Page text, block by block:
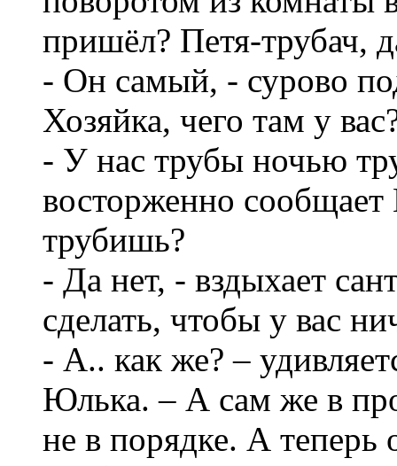
пришёл? Петя-трубач,
- Он самый, - сурово
Хозяйка, чего там у
- У нас трубы ночью
восторженно
трубишь?
- Да нет, - вздыхает
сделать, чтобы у вас
- А.. как же? –
Юлька. – А сам же в
не в порядке. А теперь